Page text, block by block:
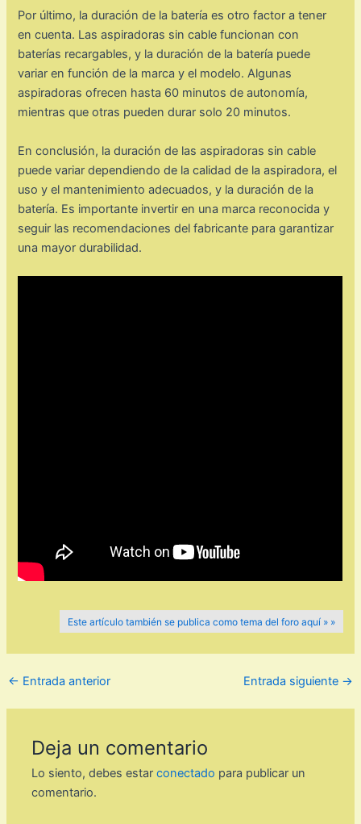
Por último, la duración de la batería es otro factor a tener
en cuenta. Las aspiradoras sin cable funcionan con
baterías recargables, y la duración de la batería puede
variar en función de la marca y el modelo. Algunas
aspiradoras ofrecen hasta 60 minutos de autonomía,
mientras que otras pueden durar solo 20 minutos.
En conclusión, la duración de las aspiradoras sin cable
puede variar dependiendo de la calidad de la aspiradora, el
uso y el mantenimiento adecuados, y la duración de la
batería. Es importante invertir en una marca reconocida y
seguir las recomendaciones del fabricante para garantizar
una mayor durabilidad.
Este artículo también se publica como tema del foro aquí » »
← Entrada anterior Entrada siguiente →
Deja un comentario
Lo siento, debes estarconectado para publicar un
comentario.